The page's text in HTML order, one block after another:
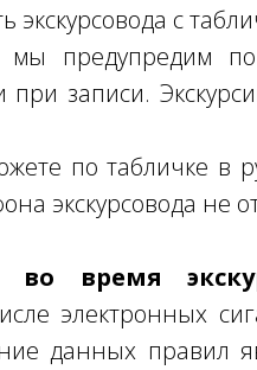
с
мы предупредим
записи.
по табличке в
экскурсовода не
во время
электронных
данных правил